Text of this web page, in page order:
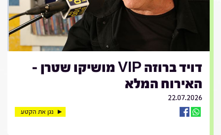
דויד ברוזה VIP מושיקו שטרן -
האירוח המלא
22.07.2026
נגן את הקטע